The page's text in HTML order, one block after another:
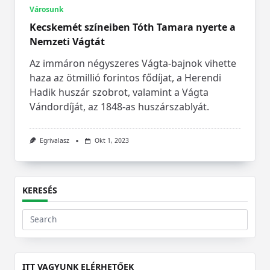
Városunk
Kecskemét színeiben Tóth Tamara nyerte a
Nemzeti Vágtát
Az immáron négyszeres Vágta-bajnok vihette
haza az ötmillió forintos fődíjat, a Herendi
Hadik huszár szobrot, valamint a Vágta
Vándordíját, az 1848-as huszárszablyát.
Egrivalasz Okt 1, 2023
KERESÉS
Search
for:
ITT VAGYUNK ELÉRHETŐEK